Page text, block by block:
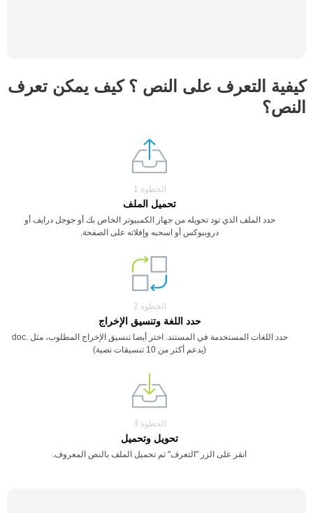
كيفية التعرف على النص ؟ كيف يمكن تعرف
النص؟
الخطوة 1
تحميل الملف
حدد الملف الذي تود تحويله من جهاز الكمبيوتر الخاص بك أو جوجل درايف أو
دروببوكس أو اسحبه وإفلاته على الصفحة.
الخطوة 2
حدد اللغة وتنسيق الإخراج
حدد اللغات المستخدمة في المستند. اختر أيضا تنسيق الإخراج المطلوب، مثل .doc
(يدعم أكثر من 10 تنسيقات نصية)
الخطوة 3
تحويل وتحميل
انقر على الزر "التعرف" ثم تحميل الملف بالنص المعروف.